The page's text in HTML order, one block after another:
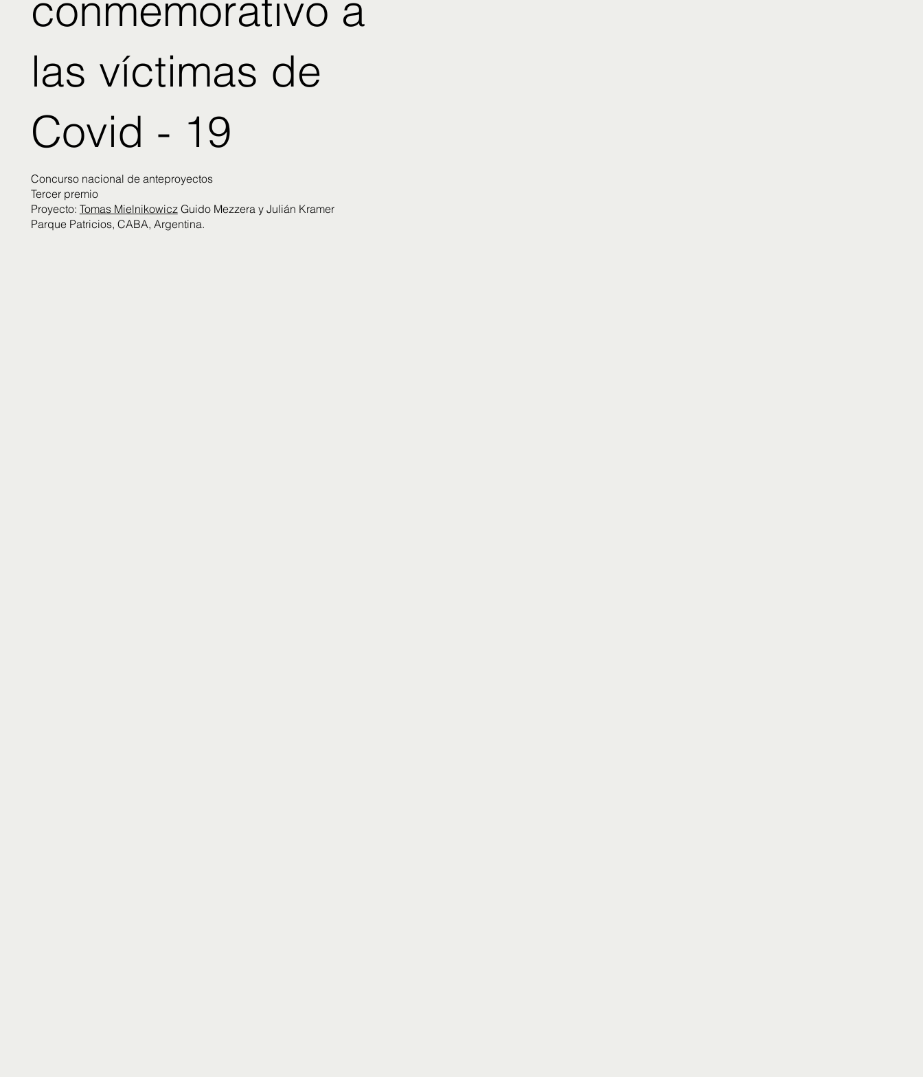
Concurso nacional de anteproyectos
Tercer premio
Proyecto: Tomas MielnikowiczGuido Mezzera y Julián Kramer
Parque Patricios, CABA, Argentina.
las víctimas de
Covid - 19